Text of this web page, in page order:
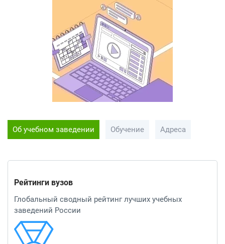
Об учебном заведении Обучение Адреса
Рейтинги вузов
Глобальный сводный рейтинг лучших учебных
заведений России